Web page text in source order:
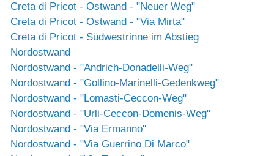
Creta di Pricot - Ostwand - "Neuer Weg"
Creta di Pricot - Ostwand - "Via Mirta"
Creta di Pricot - Südwestrinne im Abstieg
Nordostwand
Nordostwand - "Andrich-Donadelli-Weg"
Nordostwand - "Gollino-Marinelli-Gedenkweg"
Nordostwand - "Lomasti-Ceccon-Weg"
Nordostwand - "Urli-Ceccon-Domenis-Weg"
Nordostwand - "Via Ermanno"
Nordostwand - "Via Guerrino Di Marco"